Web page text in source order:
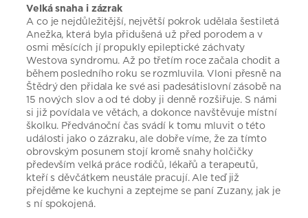
Velká snaha i zázrak
A co je nejdůležitější, největší pokrok udělala šestiletá
Anežka, která byla přidušená už před porodem a v
osmi měsících jí propukly epileptické záchvaty
Westova syndromu. Až po třetím roce začala chodit a
během posledního roku se rozmluvila. Vloni přesně na
Štědrý den přidala ke své asi padesátislovní zásobě na
15 nových slov a od té doby ji denně rozšiřuje. S námi
si již povídala ve větách, a dokonce navštěvuje místní
školku. Předvánoční čas svádí k tomu mluvit o této
události jako o zázraku, ale dobře víme, že za tímto
obrovským posunem stojí kromě snahy holčičky
především velká práce rodičů, lékařů a terapeutů,
kteří s děvčátkem neustále pracují. Ale teď již
přejděme ke kuchyni a zeptejme se paní Zuzany, jak je
s ní spokojená.